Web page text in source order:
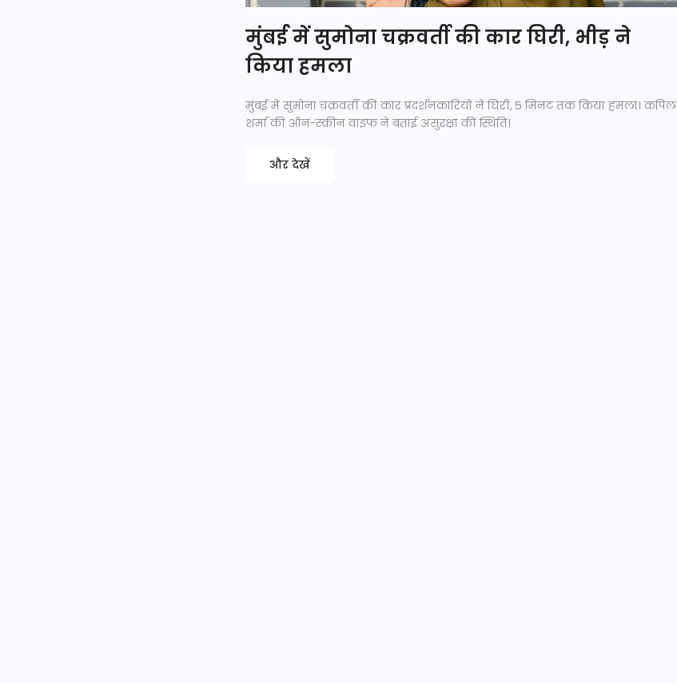
मुंबई में सुमोना चक्रवर्ती की कार घिरी, भीड़ ने
किया हमला
मुंबई में सुमोना चक्रवर्ती की कार प्रदर्शनकारियों ने घिरी, 5 मिनट तक किया हमला। कपिल
शर्मा की ऑन-स्क्रीन वाइफ ने बताई असुरक्षा की स्थिति।
और देखें